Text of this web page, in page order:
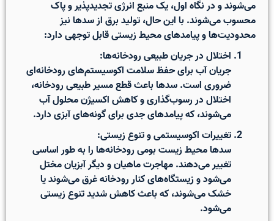
می‌شوند و در نگاه اول،یک منبع انرژی تجدیدپذیر و پاک
محسوب می‌شوند. با این حال، تولید برق از سدها نیز
محدودیت‌ها و پیامدهای محیط زیستی قابل توجهی دارد:
اختلال در جریان طبیعی رودخانه‌ها:
جریان آب برای حفظ سلامت اکوسیستم‌های رودخانه‌ای
ضروری است. سدها باعثقطع مسیر طبیعی رودخانه،
اختلال در رسوب‌گذاری و کاهش اکسیژن محلول آب
می‌شوند، که پیامدهای جدی برای گونه‌های آبزی دارد.
تغییرات اکوسیستمی و تنوع زیستی:
سدها محیط زیست بومی رودخانه‌ها را به طور اساسی
تغییر می‌دهند. مهاجرت ماهیان و دیگر آبزیان مختل
می‌شود و زیستگاه‌های کنار رودخانه غرق می‌شوند یا
خشک می‌شوند، که باعث کاهش شدید تنوع زیستی
می‌شود.